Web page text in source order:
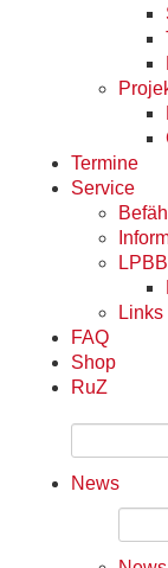
Termine
Service
Links
FAQ
Shop
RuZ
News